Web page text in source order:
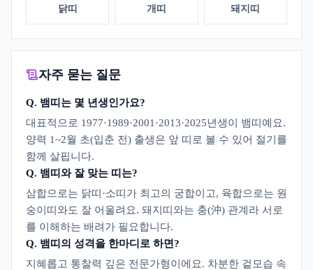
닭띠 개띠 돼지띠
자주 묻는 질문
Q. 뱀띠는 몇 년생인가요?
대표적으로 1977·1989·2001·2013·2025년생이 뱀띠예요.
양력 1~2월 초(입춘 전) 출생은 앞 띠로 볼 수 있어 절기를
함께 살핍니다.
Q. 뱀띠와 잘 맞는 띠는?
삼합으로는 닭띠·소띠가 최고의 궁합이고, 육합으로는 원
숭이띠와도 잘 어울려요. 돼지띠와는 충(沖) 관계라 서로
를 이해하는 배려가 필요합니다.
Q. 뱀띠의 성격을 한마디로 하면?
지혜롭고 통찰력 깊은 전문가형이에요. 차분한 겉모습 속